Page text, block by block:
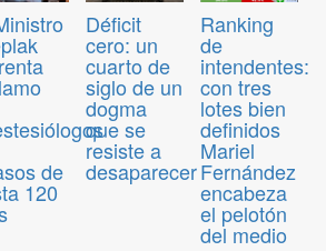
de
120
Déficit
cero: un
cuarto de
siglo de un
dogma
que se
resiste a
desaparecer
Ranking
de
intendentes:
con tres
lotes bien
definidos
Mariel
Fernández
encabeza
el pelotón
del medio